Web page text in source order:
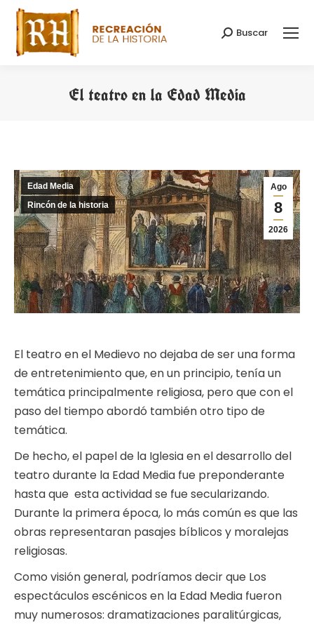
Buscar:
Buscar
El teatro en la Edad Media
Ago
8
2026
Edad Media
Rincón de la historia
El teatro en el Medievo no dejaba de ser una forma
de entretenimiento que, en un principio, tenía un
temática principalmente religiosa, pero que con el
paso del tiempo abordó también otro tipo de
temática.
De hecho, el papel de la Iglesia en el desarrollo del
teatro durante la Edad Media fue preponderante
hasta que esta actividad se fue secularizando.
Durante la primera época, lo más común es que las
obras representaran pasajes bíblicos y moralejas
religiosas.
Como visión general, podríamos decir que Los
espectáculos escénicos en la Edad Media fueron
muy numerosos: dramatizaciones paralitúrgicas,